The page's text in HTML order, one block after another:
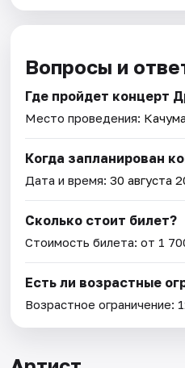
Вопросы и
Где пройдет концерт
Место проведения: Качума
Когда запланирован
Дата и время:30 августа
Сколько стоит билет?
Стоимость билета: от 1
Есть ли возрастные
Возрастное ограничение: